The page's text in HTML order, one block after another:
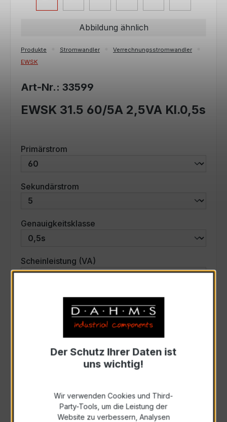
Abbildung ähnlich
Produkte Stromwandler
Verrechnungsstromwandler
EWSK
Art-Nr.: 33599
EWSK 31.5 60/5A 2,5VA Kl.0,5s
Primärstrom
Sekundärstrom
Genauigkeitsklasse
Scheinleistung (VA)
Anfrage schriftlich
Zur Sammelanfrage hinzufügen
Der Schutz Ihrer Daten ist
uns wichtig!
Wir verwenden Cookies und Third-
Party-Tools, um die Leistung der
Website zu verbessern, Analysen